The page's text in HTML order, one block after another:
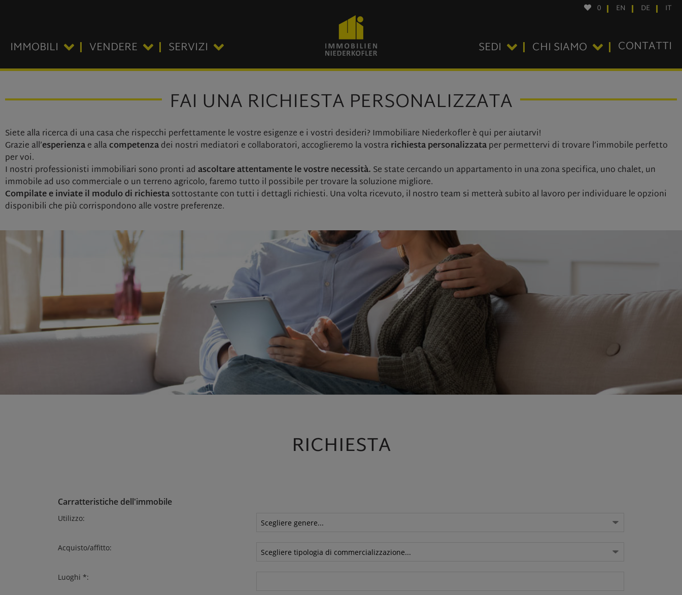
0 EN DE IT
IMMOBILI VENDERE SERVIZI SEDI CHI SIAMO CONTATTI
FAI UNA RICHIESTA PERSONALIZZATA
Siete alla ricerca di una casa che rispecchi perfettamente le vostre esigenze e i vostri desideri? Immobiliare Niederkofler è qui per aiutarvi!
Grazie all’esperienzae allacompetenzadei nostri mediatori e collaboratori, accoglieremo la vostrarichiesta personalizzataper permettervi di trovare l’immobile perfetto
per voi.
I nostri professionisti immobiliari sono pronti ad ascoltare attentamente le vostre necessità. Se state cercando un appartamento in una zona specifica, uno chalet, un
immobile ad uso commerciale o un terreno agricolo, faremo tutto il possibile per trovare la soluzione migliore.
Compilate e inviate il modulo di richiestasottostante con tutti i dettagli richiesti. Una volta ricevuto, il nostro team si metterà subito al lavoro per individuare le opzioni
disponibili che più corrispondono alle vostre preferenze.
RICHIESTA